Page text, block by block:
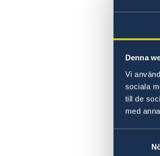
Denna
Vi
sociala
till de
med